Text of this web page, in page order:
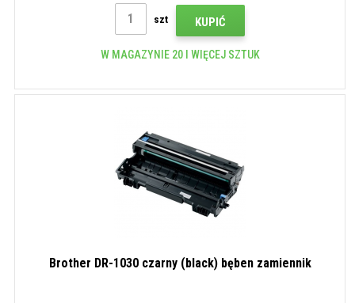
szt KUPIĆ
W MAGAZYNIE 20 I WIĘCEJ SZTUK
Brother DR-1030 czarny (black) bęben zamiennik